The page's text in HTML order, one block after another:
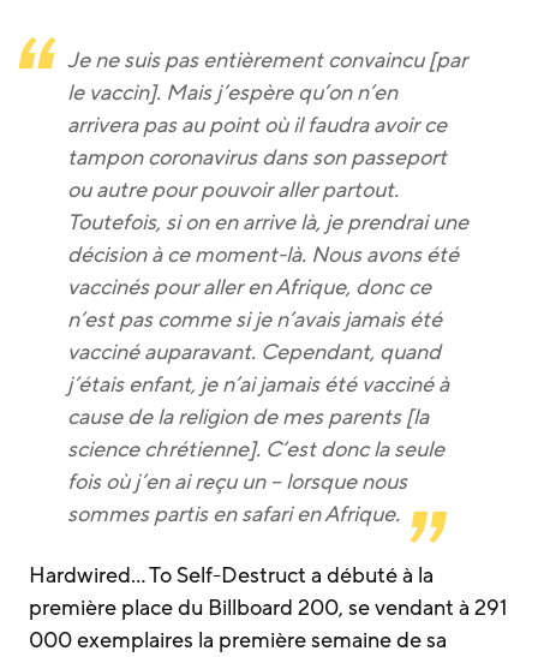
Je ne suis pas entièrement convaincu [par
le vaccin]. Mais j’espère qu’on n’en
arrivera pas au point où il faudra avoir ce
tampon coronavirus dans son passeport
ou autre pour pouvoir aller partout.
Toutefois, si on en arrive là, je prendrai une
décision à ce moment-là. Nous avons été
vaccinés pour aller en Afrique, donc ce
n’est pas comme si je n’avais jamais été
vacciné auparavant. Cependant, quand
j’étais enfant, je n’ai jamais été vacciné à
cause de la religion de mes parents [la
science chrétienne]. C’est donc la seule
fois où j’en ai reçu un – lorsque nous
sommes partis en safari en Afrique.
Hardwired… To Self-Destruct a débuté à la
première place du Billboard 200, se vendant à 291
000 exemplaires la première semaine de sa